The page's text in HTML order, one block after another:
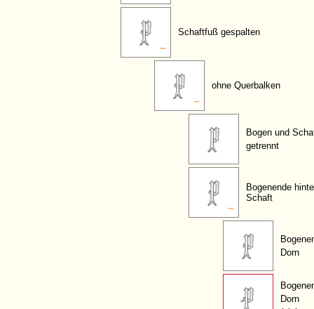
Schaftfuß gespalten
ohne Querbalken
Bogen und
getrennt
Bogenende
Schaft
Dorn
Dorn